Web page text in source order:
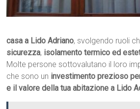
casa a Lido Adriano, svolgendo ruoli
sicurezza, isolamento termico ed
Molte persone sottovalutano il loro
che sono un investimento prezioso
e il valore della tua abitazione a Lido